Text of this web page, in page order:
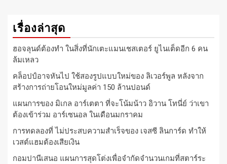
เรื่องล่าสุด
ฮอจลุนด์ต้องทำ ในสิ่งที่นักเตะแมนเชสเตอร์ ยูไนเต็ดอีก 6 คน
ล้มเหลว
คล็อปป์อาจหันไป ใช้สองรูปแบบใหม่ของ ลิเวอร์พูล หลังจาก
สร้างการถ่ายโอนใหม่มูลค่า 150 ล้านปอนด์
แผนการของ มิเกล อาร์เตตา ที่จะโน้มน้าว อิวาน โทนี่ย์ ว่าเขา
ต้องเข้าร่วม อาร์เซนอล ในเดือนมกราคม
การทดลองที่ ไม่ประสบความสำเร็จของ เจสซี ลินการ์ด ทำให้
เวสต์แฮมต้องเสียเงิน
กอมปานีเสนอ แผนการสุดโต่งเพื่อจำกัดจำนวนเกมที่สตาร์ระ